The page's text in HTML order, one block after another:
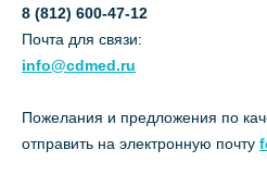
8 (812) 600-47-12
Почта для связи:
info@cdmed.ru
Пожелания и предложения по
отправить на электронную почту